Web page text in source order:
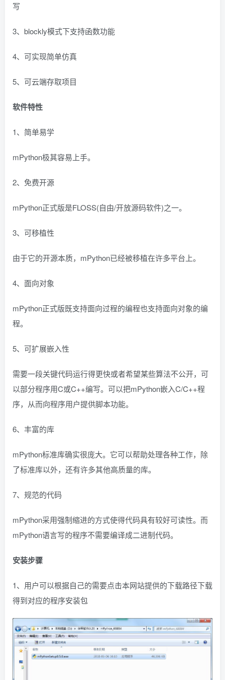
写
3、blockly模式下支持函数功能
4、可实现简单仿真
5、可云端存取项目
软件特性
1、简单易学
mPython极其容易上手。
2、免费开源
mPython正式版是FLOSS(自由/开放源码软件)之一。
3、可移植性
由于它的开源本质，mPython已经被移植在许多平台上。
4、面向对象
mPython正式版既支持面向过程的编程也支持面向对象的编
程。
5、可扩展嵌入性
需要一段关键代码运行得更快或者希望某些算法不公开，可
以部分程序用C或C++编写。可以把mPython嵌入C/C++程
序，从而向程序用户提供脚本功能。
6、丰富的库
mPython标准库确实很庞大。它可以帮助处理各种工作，除
了标准库以外，还有许多其他高质量的库。
7、规范的代码
mPython采用强制缩进的方式使得代码具有较好可读性。而
mPython语言写的程序不需要编译成二进制代码。
安装步骤
1、用户可以根据自己的需要点击本网站提供的下载路径下载
得到对应的程序安装包